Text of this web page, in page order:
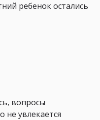
ребенок остались
вопросы
не увлекается